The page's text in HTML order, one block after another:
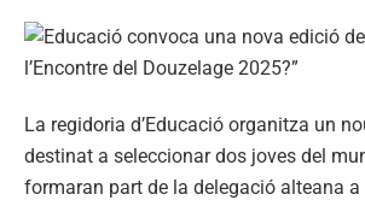
La regidoria d’Educació organitza un
destinat a seleccionar dos joves del
formaran part de la delegació alteana a